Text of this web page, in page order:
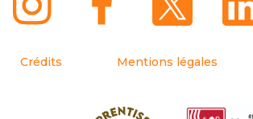
Crédits Mentions légales